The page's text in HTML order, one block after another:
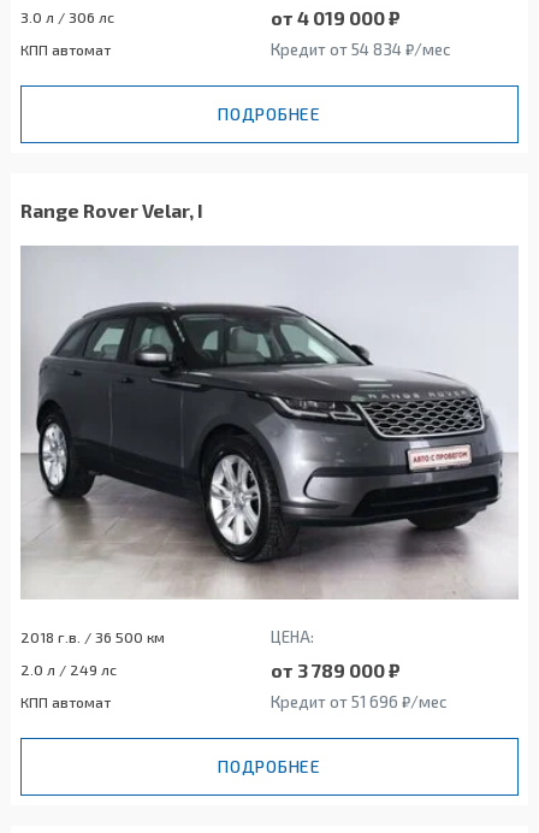
3.0 л / 306 лс от 4 019 000 ₽
КПП автомат Кредит от 54 834 ₽/мес
ПОДРОБНЕЕ
Range Rover Velar, I
2018 г.в. / 36 500 км ЦЕНА:
2.0 л / 249 лс от 3 789 000 ₽
КПП автомат Кредит от 51 696 ₽/мес
ПОДРОБНЕЕ